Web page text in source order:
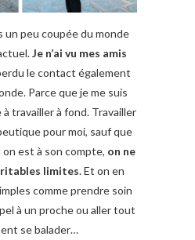
un peu coupée du monde
Je n’ai vu mes amis
perdu le contact également
Parce que je me suis
travailler à fond. Travailler
pour moi, sauf que
est à son compte, on ne
limites. Et on en
comme prendre soin
à un proche ou aller tout
se balader…